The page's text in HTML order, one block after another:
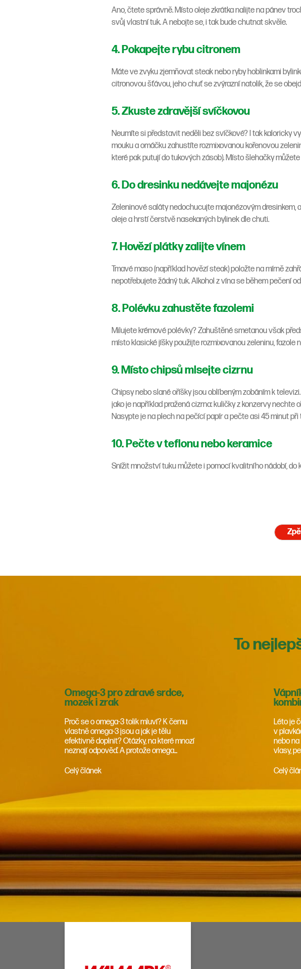
Ano, čtete správně. Místo oleje zkrátka nalijte na pánev
svůj vlastní tuk. A nebojte se, i tak bude chutnat skvěle.
4. Pokapejte rybu citronem
Máte ve zvyku zjemňovat steak nebo ryby hoblinkami
citronovou šťávou, jeho chuť se zvýrazní natolik, že se
5. Zkuste zdravější svíčkovou
Neumíte si představit neděli bez svíčkové? I tak kaloricky
mouku a omáčku zahustíte rozmixovanou kořenovou
které pak putují do tukových zásob). Místo šlehačky
6. Do dresinku nedávejte majonézu
Zeleninové saláty nedochucujte majonézovým
oleje a hrstí čerstvě nasekaných bylinek dle chuti.
7. Hovězí plátky zalijte vínem
Tmavé maso (například hovězí steak) položte na mírně
nepotřebujete žádný tuk. Alkohol z vína se během pečení
8. Polévku zahustěte fazolemi
Milujete krémové polévky? Zahuštěné smetanou však
místo klasické jíšky použijte rozmixovanou zeleninu, fazole
9. Místo chipsů mlsejte cizrnu
Chipsy nebo slané oříšky jsou oblíbeným zobáním k
jako je například pražená cizrna: kuličky z konzervy
Nasypte je na plech na pečící papír a pečte asi 45 minut
10. Pečte v teflonu nebo keramice
Snížit množství tuku můžete i pomocí kvalitního nádobí, do
To
Omega-3 pro zdravé srdce,
mozek i zrak
Proč se o omega-3 tolik mluví? K čemu
vlastně omega-3 jsou a jak je tělu
efektivně doplnit? Otázky, na které mnozí
neznají odpověď. A protože omega...
Celý článek
Léto je
v
nebo na
vlasy,
Celý